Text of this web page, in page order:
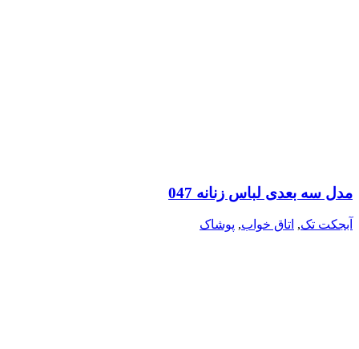
مدل سه بعدی لباس زنانه 047
آبجکت تک, اتاق خواب, پوشاک